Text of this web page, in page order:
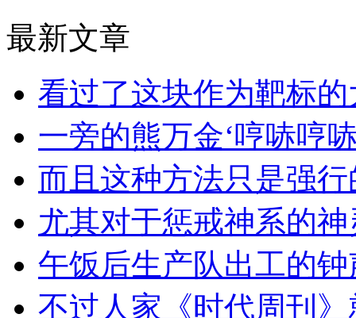
最新文章
看过了这块作为靶标
一旁的熊万金‘哼哧哼
而且这种方法只是强
尤其对于惩戒神系的
午饭后生产队出工的
不过人家《时代周刊